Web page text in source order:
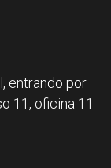
entrando por
11, oficina 11